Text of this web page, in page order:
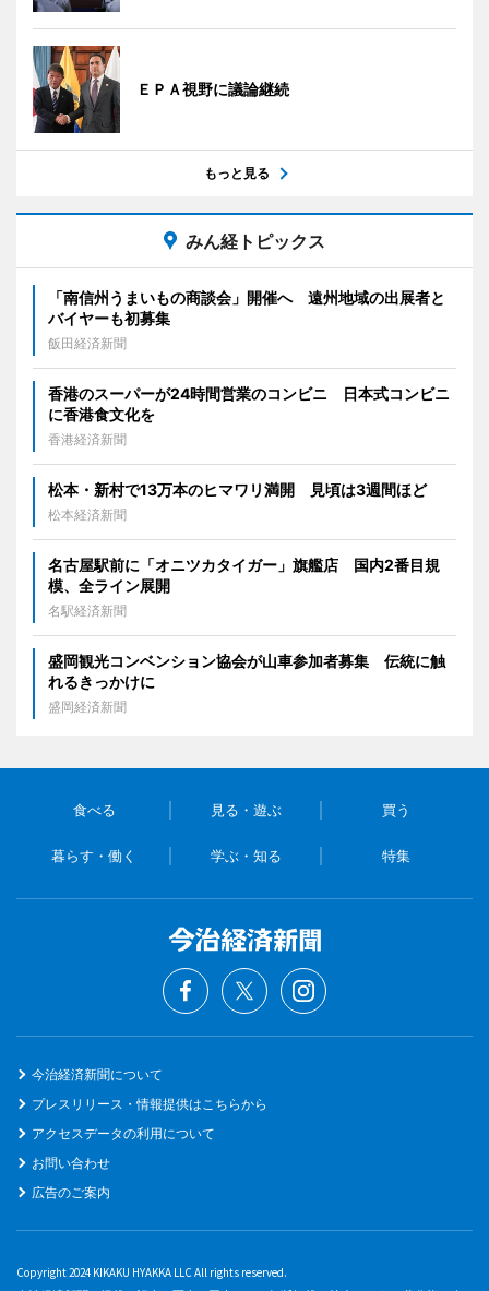
ＥＰＡ視野に議論継続
もっと見る
みん経トピックス
「南信州うまいもの商談会」開催へ 遠州地域の出展者と
バイヤーも初募集
飯田経済新聞
香港のスーパーが24時間営業のコンビニ 日本式コンビニ
に香港食文化を
香港経済新聞
松本・新村で13万本のヒマワリ満開 見頃は3週間ほど
松本経済新聞
名古屋駅前に「オニツカタイガー」旗艦店 国内2番目規
模、全ライン展開
名駅経済新聞
盛岡観光コンベンション協会が山車参加者募集 伝統に触
れるきっかけに
盛岡経済新聞
食べる 見る・遊ぶ 買う
暮らす・働く 学ぶ・知る 特集
今治経済新聞について
プレスリリース・情報提供はこちらから
アクセスデータの利用について
お問い合わせ
広告のご案内
Copyright 2024 KIKAKU HYAKKA LLC All rights reserved.